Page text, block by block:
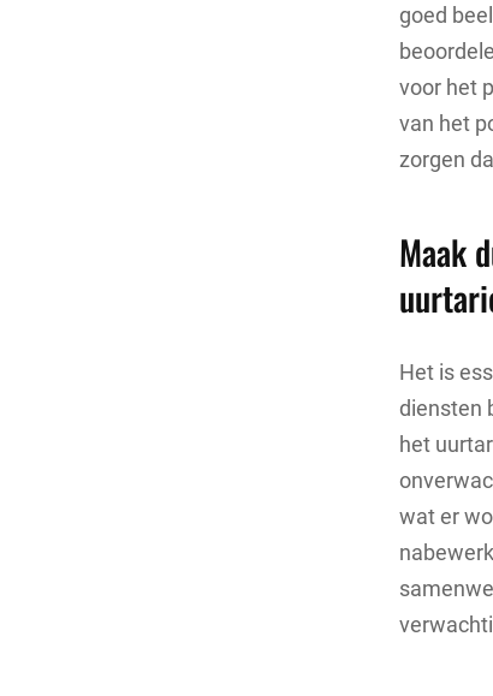
goed
voor het
van het
zorgen
Maak
Het is
diensten
het
wat er